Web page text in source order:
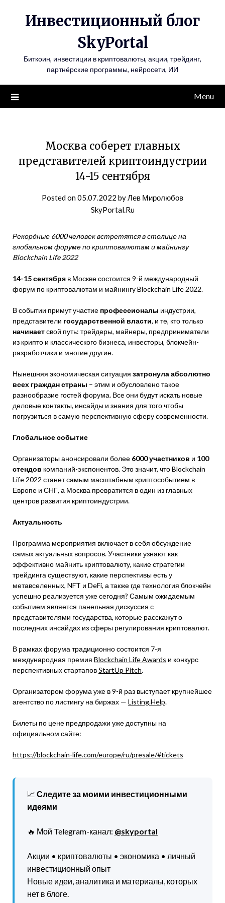
Инвестиционный блог
SkyPortal
Биткоин, инвестиции в криптовалюты, акции, трейдинг,
партнёрские программы, нейросети, ИИ
Menu
Москва соберет главных
представителей криптоиндустрии
14-15 сентября
Posted on05.07.2022 byЛев Миролюбов
SkyPortal.Ru
Рекордные 6000 человек встретятся в столице на
глобальном форуме по криптовалютам и майнингу
Blockchain Life 2022
14-15 сентября в Москве состоится 9-й международный
форум по криптовалютам и майнингу Blockchain Life 2022.
В событии примут участие профессионалы индустрии,
представители государственной власти, и те, кто только
начинаетсвой путь: трейдеры, майнеры, предприниматели
из крипто и классического бизнеса, инвесторы, блокчейн-
разработчики и многие другие.
Нынешняя экономическая ситуация затронула абсолютно
всех граждан страны – этим и обусловлено такое
разнообразие гостей форума. Все они будут искать новые
деловые контакты, инсайды и знания для того чтобы
погрузиться в самую перспективную сферу современности.
Глобальное событие
Организаторы анонсировали более 6000участников и 100
стендов компаний-экспонентов. Это значит, что Blockchain
Life 2022 станет самым масштабным криптособытием в
Европе и СНГ, а Москва превратится в один из главных
центров развития криптоиндустрии.
Актуальность
Программа мероприятия включает в себя обсуждение
самых актуальных вопросов. Участники узнают как
эффективно майнить криптовалюту, какие стратегии
трейдинга существуют, какие перспективы есть у
метавселенных, NFT и DeFi, а также где технология блокчейн
успешно реализуется уже сегодня? Самым ожидаемым
событием является панельная дискуссия с
представителями государства, которые расскажут о
последних инсайдах из сферы регулирования криптовалют.
В рамках форума традиционно состоится 7-я
международная премия Blockchain Life Awards и конкурс
перспективных стартаповStartUp Pitch.
Организатором форума уже в 9-й раз выступает крупнейшее
агентство по листингу на биржах — Listing.Help.
Билеты по цене предпродажи уже доступны на
официальном сайте:
https://blockchain-life.com/europe/ru/presale/#tickets
📈 Следите за моими инвестиционными
идеями
🔥 Мой Telegram-канал: @skyportal
Акции • криптовалюты • экономика • личный
инвестиционный опыт
Новые идеи, аналитика и материалы, которых
нет в блоге.